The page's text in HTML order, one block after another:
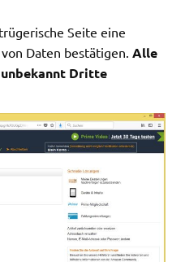
Seite eine
Daten bestätigen. Alle
Dritte